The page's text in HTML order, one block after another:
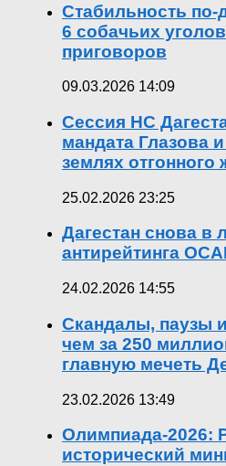
Стабильность по-
6 собачьих
приговоров
09.03.2026 14:09
Сессия НС
мандата Глазова
землях отгонного
25.02.2026 23:25
Дагестан снова в
антирейтинга
24.02.2026 14:55
Скандалы, паузы
чем за 250
главную мечеть
23.02.2026 13:49
Олимпиада-2026:
исторический